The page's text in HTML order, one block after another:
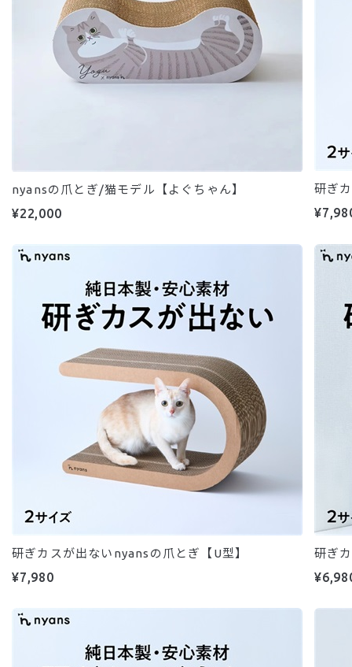
nyansの爪とぎ/猫モデル【よぐちゃん】
¥22,000
研ぎ
研ぎカスが出ないnyansの爪とぎ【U型】
¥7,980
研ぎ